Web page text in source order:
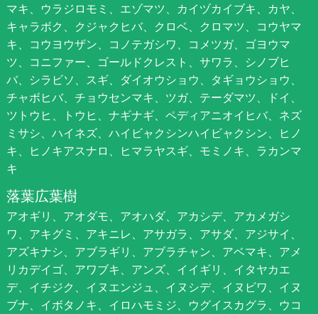
マキ、ウラジロモミ、エゾマツ、カイヅカイブキ、カヤ、
キャラボク、クジャクヒバ、クロベ、クロマツ、コウヤマ
キ、コウヨウザン、コノテガシワ、コメツガ、ゴヨウマ
ツ、コニファー、ゴールドクレスト、サワラ、シノブヒ
バ、シラビソ、スギ、ダイオウショウ、タギョウショウ、
チャボヒバ、チョウセンマキ、ツガ、テーダマツ、ドイ、
ツトウヒ、トウヒ、ナギナギ、ペディアニオイヒバ、ネズ
ミサシ、ハイネズ、ハイビャクシンハイビャクシン、ヒノ
キ、ヒノキアスナロ、ヒマラヤスギ、モミノキ、ラカンマ
キ
落葉広葉樹
アオギリ、アオダモ、アオハダ、アカシデ、アカメガシ
ワ、アキグミ、アキニレ、アサガラ、アサダ、アジサイ、
アズキナシ、アブラギリ、アブラチャン、アベマキ、アメ
リカデイゴ、アワブキ、アンズ、イイギリ、イタヤカエ
デ、イチジク、イヌエンジュ、イヌシデ、イヌビワ、イヌ
ブナ、イボタノキ、イロハモミジ、ウグイスカグラ、ウコ